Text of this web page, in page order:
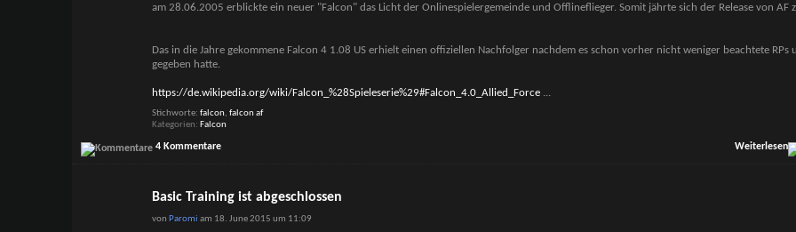
am 28.06.2005 erblickte ein neuer "Falcon" das Licht der Onlinespielergemeinde und Offlineflieger. Somit jährte sich der Release von AF
Das in die Jahre gekommene Falcon 4 1.08 US erhielt einen offiziellen Nachfolger nachdem es schon vorher nicht weniger beachtete RPs
gegeben hatte.
https://de.wikipedia.org/wiki/Falcon_%28Spieleserie%29#Falcon_4.0_Allied_Force
Stichworte: falcon, falcon af
Kategorien
Falcon
4 Kommentare Weiterlesen
Basic Training ist abgeschlossen
von Paromi am 18. June 2015 um 11:09